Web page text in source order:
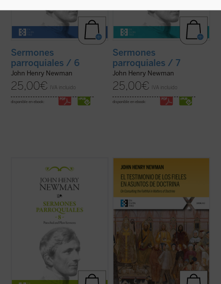
Sermones
parroquiales / 6
John Henry Newman
25,00€ IVA incluido
disponible en ebook:
Sermones
parroquiales / 7
John Henry Newman
25,00€ IVA incluido
disponible en ebook:
textos reunidos en este último volumen de
Sermones parroquiales no formaron
parte de la primera edición de 1842, previa
a la conversión de Newman al catolicismo,
sino que fueron incluidos en la ...
El testimonio de los fieles en asuntos de
significativos de John Henry Newman en
su etapa católica. Publicado en 1859 en la
revistaThe Rambler, aborda una cuestión
decisiva en la vida de la ...(ver ficha)